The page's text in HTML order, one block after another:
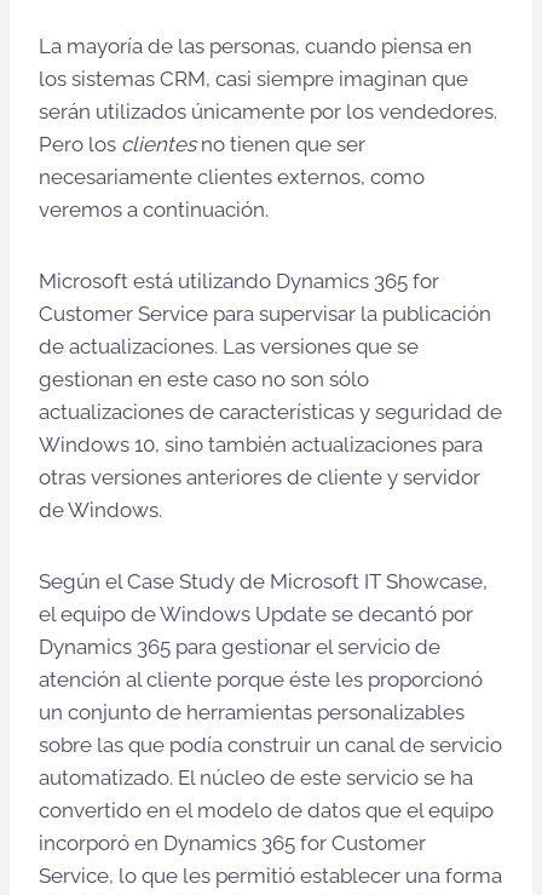
La mayoría de las personas, cuando piensa en
los sistemas CRM, casi siempre imaginan que
serán utilizados únicamente por los vendedores.
Pero los clientesno tienen que ser
necesariamente clientes externos, como
veremos a continuación.
Microsoft está utilizando Dynamics 365 for
Customer Service para supervisar la publicación
de actualizaciones. Las versiones que se
gestionan en este caso no son sólo
actualizaciones de características y seguridad de
Windows 10, sino también actualizaciones para
otras versiones anteriores de cliente y servidor
de Windows.
Según el Case Study de Microsoft IT Showcase,
el equipo de Windows Update se decantó por
Dynamics 365 para gestionar el servicio de
atención al cliente porque éste les proporcionó
un conjunto de herramientas personalizables
sobre las que podía construir un canal de servicio
automatizado. El núcleo de este servicio se ha
convertido en el modelo de datos que el equipo
incorporó en Dynamics 365 for Customer
Service, lo que les permitió establecer una forma